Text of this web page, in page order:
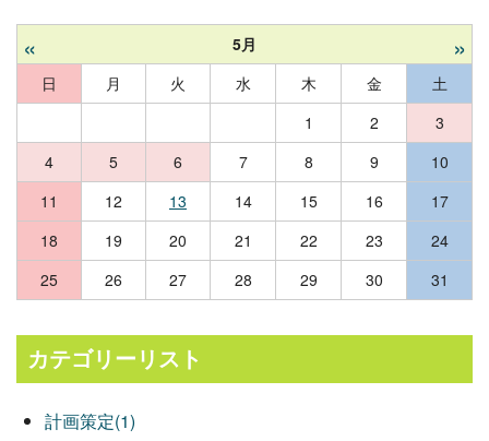
« 5月 »
日 月 火 水 木 金
土
1
2
3
4
5 6 7 8 9
10
11
12 13 14 15 16
17
18
19 20 21 22 23
24
25
26 27 28 29 30 31
カテゴリーリスト
計画策定(1)